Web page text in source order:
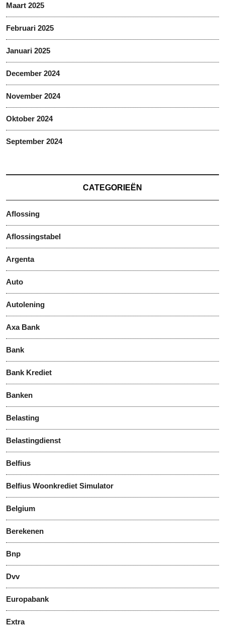
Maart 2025
Februari 2025
Januari 2025
December 2024
November 2024
Oktober 2024
September 2024
CATEGORIEËN
Aflossing
Aflossingstabel
Argenta
Auto
Autolening
Axa Bank
Bank
Bank Krediet
Banken
Belasting
Belastingdienst
Belfius
Belfius Woonkrediet Simulator
Belgium
Berekenen
Bnp
Dvv
Europabank
Extra